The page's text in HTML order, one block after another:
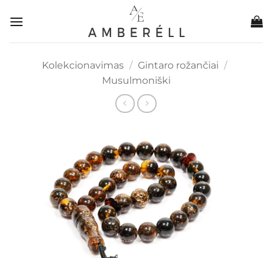
Kolekcionavimas / Gintaro rožančiai /
Musulmoniški